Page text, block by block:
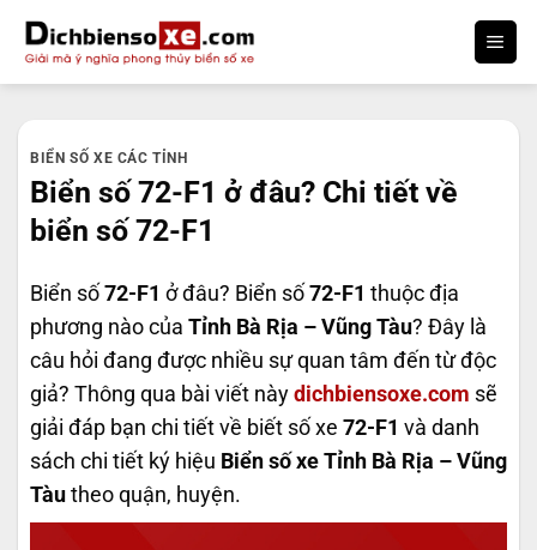
qua
nội
BIỂN SỐ XE CÁC TỈNH
Biển số 72-F1 ở đâu? Chi tiết về
biển số 72-F1
Biển số 72-F1 ở đâu? Biển số 72-F1 thuộc địa
phương nào của Tỉnh Bà Rịa – Vũng Tàu? Đây là
câu hỏi đang được nhiều sự quan tâm đến từ độc
giả? Thông qua bài viết này dichbiensoxe.com sẽ
giải đáp bạn chi tiết về biết số xe 72-F1 và danh
sách chi tiết ký hiệu Biển số xe Tỉnh Bà Rịa – Vũng
Tàu theo quận, huyện.